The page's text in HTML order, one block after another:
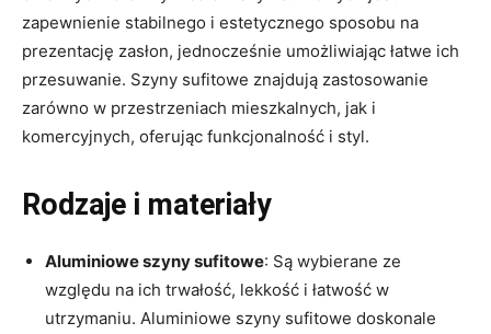
zapewnienie stabilnego i estetycznego sposobu na
prezentację zasłon, jednocześnie umożliwiając łatwe ich
przesuwanie. Szyny sufitowe znajdują zastosowanie
zarówno w przestrzeniach mieszkalnych, jak i
komercyjnych, oferując funkcjonalność i styl.
Rodzaje i materiały
Aluminiowe szyny sufitowe: Są wybierane ze
względu na ich trwałość, lekkość i łatwość w
utrzymaniu. Aluminiowe szyny sufitowe doskonale